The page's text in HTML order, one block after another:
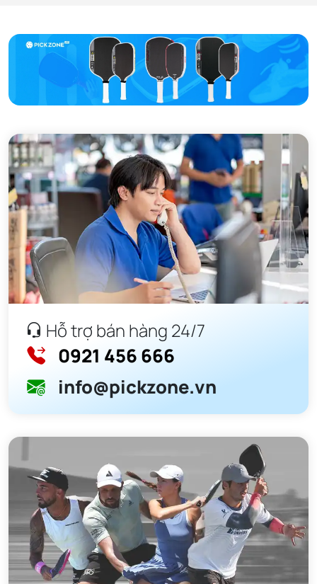
Hỗ trợ bán hàng 24/7
0921 456 666
info@pickzone.vn